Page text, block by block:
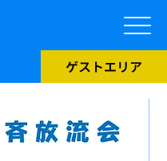
ゲストエリア